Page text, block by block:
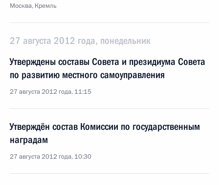
Москва, Кремль
27 августа 2012 года, понедельник
Утверждены составы Совета и президиума Совета
по развитию местного самоуправления
27 августа 2012 года, 11:15
Утверждён состав Комиссии по государственным
наградам
27 августа 2012 года, 10:30